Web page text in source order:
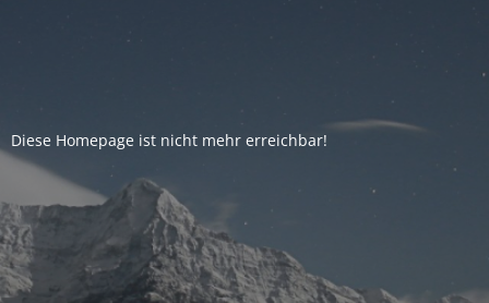
Diese Homepage ist nicht mehr erreichbar!